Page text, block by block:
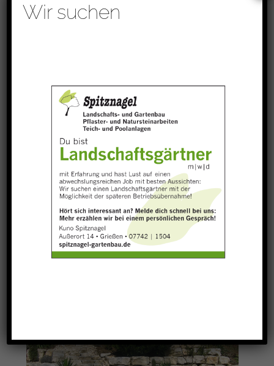
Porphyrplatten als Schnecke verlegt
Gartenbau|Feb. 13, 2019 Pflasterarbeiten
Wir suchen